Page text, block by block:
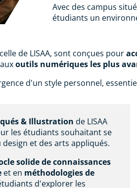
Avec des campus
étudiants un
de LISAA, sont conçues pour
auxoutils numériques les plus
d'un style personnel,
& Illustration de LISAA
les étudiants souhaitant se
et des arts appliqués.
solide de connaissances
et en méthodologies de
d'explorer les